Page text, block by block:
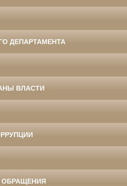
ДЕПАРТАМЕНТА
ВЛАСТИ
ОБРАЩЕНИЯ